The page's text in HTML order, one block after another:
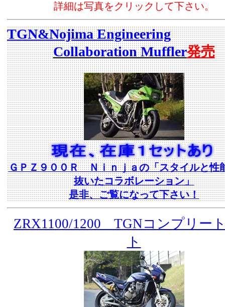
詳細は写真をクリックして下さい。
TGN&Nojima Engineering
Collaboration Muffler発売
ＧＰＺ９００Ｒ Ｎｉｎｊａの「スタイルと性
抜いたコラボレーション」
是非、ご覧になって下さい！
ZRX1100/1200 TGNコンプリー
ト